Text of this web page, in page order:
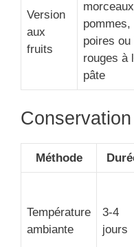
Version
aux
fruits
pommes,
poires ou
rouges à
pâte
Conservation
Méthode
Température
ambiante
3-4
jours